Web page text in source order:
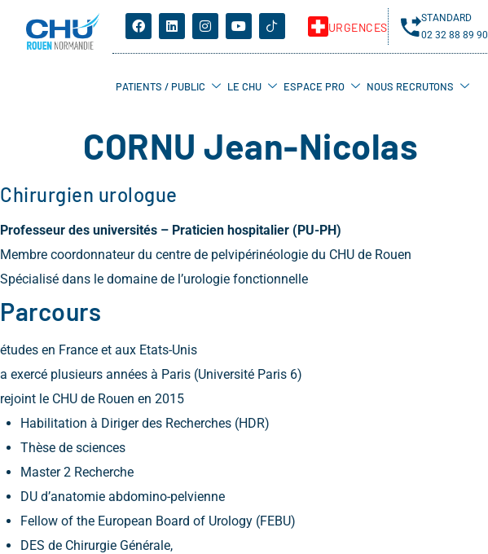
URGENCES
STANDARD
02 32 88 89 90
PATIENTS / PUBLIC LE CHU ESPACE PRO NOUS RECRUTONS
CORNU Jean-Nicolas
Chirurgien urologue
Professeur des universités – Praticien hospitalier (PU-PH)
Membre coordonnateur du centre de pelvipérinéologie du CHU de Rouen
Spécialisé dans le domaine de l’urologie fonctionnelle
Parcours
études en France et aux Etats-Unis
a exercé plusieurs années à Paris (Université Paris 6)
rejoint le CHU de Rouen en 2015
Habilitation à Diriger des Recherches (HDR)
Thèse de sciences
Master 2 Recherche
DU d’anatomie abdomino-pelvienne
Fellow of the European Board of Urology (FEBU)
DES de Chirurgie Générale,